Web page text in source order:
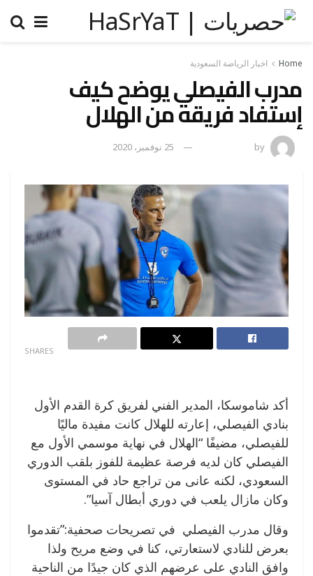
Home اخبار الرياضة السعودية
مدرب الفيصلي يوضح كيف
إستفاد فريقه من الهلال
by 25 نوفمبر، 2020
SHARES
أكد شاموسكا، المدير الفني لفريق كرة القدم الأول
بنادي الفيصلي، إعارته للهلال كانت مفيدة ماليًا
للفيصلي، مضيفًا “الهلال في نهاية موسمي الأول مع
الفيصلي كان لديه فرصة عظيمة للفوز بلقب الدوري
السعودي، لكنه عانى من تراجع حاد في المستوى
وكان مازال يلعب في دوري أبطال آسيا”.
وقال مدرب الفيصلي في تصريحات صحفية:”تقدموا
بعرض للنادي لاستعارتي، كنا في وضع مريح ولذا
وافق النادي على عرضهم الذي كان جيدًا من الناحية